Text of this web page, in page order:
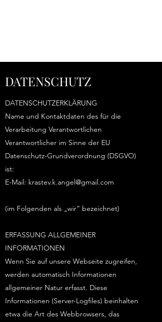
DATENSCHUTZ
DATENSCHUTZERKLÄRUNG
Name und Kontaktdaten des für die
Verarbeitung Verantwortlichen
Verantwortlicher im Sinne der EU
Datenschutz-Grundverordnung (DSGVO)
ist:
E-Mail: krastev.k.angel@gmail.com
(im Folgenden als „wir“ bezeichnet)
ERFASSUNG ALLGEMEINER
INFORMATIONEN
Wenn Sie auf unsere Webseite zugreifen,
werden automatisch Informationen
allgemeiner Natur erfasst. Diese
Informationen (Server-Logfiles) beinhalten
etwa die Art des Webbrowsers, das